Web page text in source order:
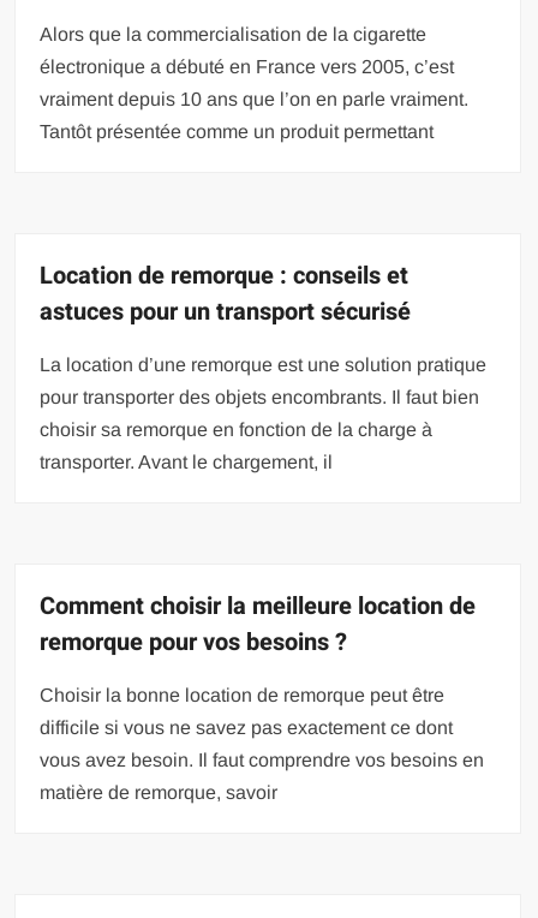
Alors que la commercialisation de la cigarette
électronique a débuté en France vers 2005, c’est
vraiment depuis 10 ans que l’on en parle vraiment.
Tantôt présentée comme un produit permettant
Location de remorque : conseils et
astuces pour un transport sécurisé
La location d’une remorque est une solution pratique
pour transporter des objets encombrants. Il faut bien
choisir sa remorque en fonction de la charge à
transporter. Avant le chargement, il
Comment choisir la meilleure location de
remorque pour vos besoins ?
Choisir la bonne location de remorque peut être
difficile si vous ne savez pas exactement ce dont
vous avez besoin. Il faut comprendre vos besoins en
matière de remorque, savoir